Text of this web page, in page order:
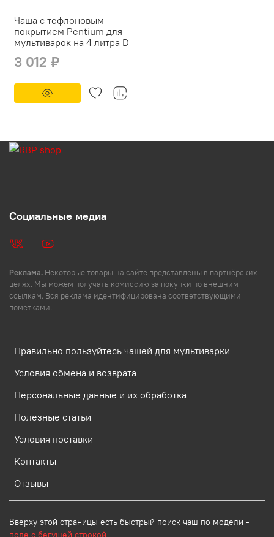
Чаша с тефлоновым
покрытием Pentium для
мультиварок на 4 литра D
3 012 ₽
Правильно пользуйтесь чашей для мультиварки
Условия обмена и возврата
Персональные данные и их обработка
Полезные статьи
Условия поставки
Контакты
Отзывы
Социальные медиа
Реклама. Некоторые товары на сайте представлены в партнёрских
целях. Мы можем получать комиссию за покупки по внешним
ссылкам. Вся реклама идентифицирована соответствующими
пометками.
Вверху этой страницы есть быстрый поиск чаш по модели -
поле с бегущей строкой